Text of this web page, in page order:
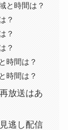
と時間は？
？
？
？
時間は？
時間は？
放送はあ
逃し配信